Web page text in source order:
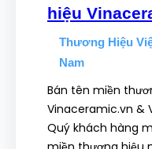
hiệu
Thương Hiệu
Nam
Bán tên miền
Vinaceramic.vn &
Quý khách hàng